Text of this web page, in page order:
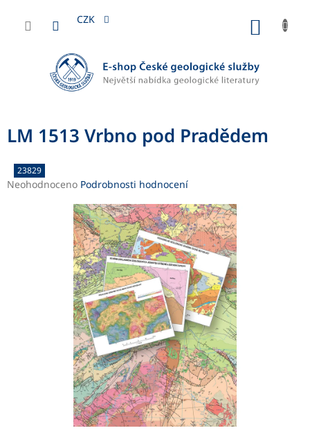
obsah
CZK
LM 1513 Vrbno pod Pradědem
23829
Průměrné
Neohodnoceno Podrobnosti hodnocení